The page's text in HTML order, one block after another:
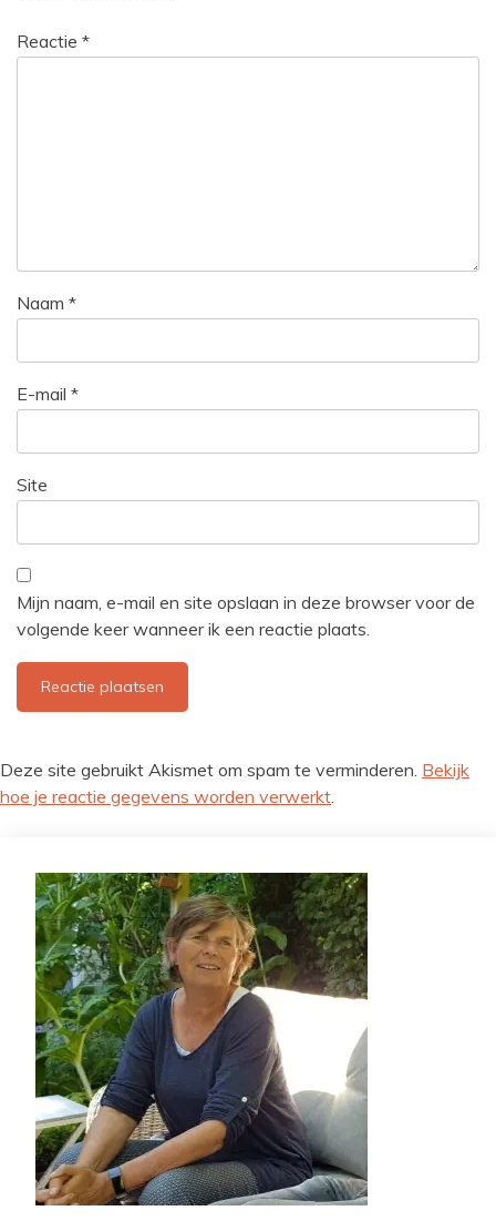
Reactie *
Naam *
E-mail *
Site
Mijn naam, e-mail en site opslaan in deze browser voor de
volgende keer wanneer ik een reactie plaats.
Deze site gebruikt Akismet om spam te verminderen. Bekijk
hoe je reactie gegevens worden verwerkt